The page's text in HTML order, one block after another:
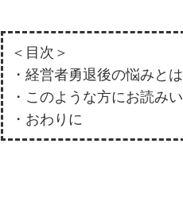
＜目次＞
・経営者勇退後の悩みとは
・このような方にお読み
・おわりに